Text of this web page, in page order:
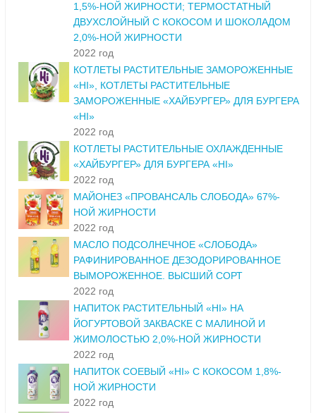
1,5%-НОЙ ЖИРНОСТИ; ТЕРМОСТАТНЫЙ
ДВУХСЛОЙНЫЙ С КОКОСОМ И ШОКОЛАДОМ
2,0%-НОЙ ЖИРНОСТИ
2022 год
КОТЛЕТЫ РАСТИТЕЛЬНЫЕ ЗАМОРОЖЕННЫЕ
«HI», КОТЛЕТЫ РАСТИТЕЛЬНЫЕ
ЗАМОРОЖЕННЫЕ «ХАЙБУРГЕР» ДЛЯ БУРГЕРА
«HI»
2022 год
КОТЛЕТЫ РАСТИТЕЛЬНЫЕ ОХЛАЖДЕННЫЕ
«ХАЙБУРГЕР» ДЛЯ БУРГЕРА «HI»
2022 год
МАЙОНЕЗ «ПРОВАНСАЛЬ СЛОБОДА» 67%-
НОЙ ЖИРНОСТИ
2022 год
МАСЛО ПОДСОЛНЕЧНОЕ «СЛОБОДА»
РАФИНИРОВАННОЕ ДЕЗОДОРИРОВАННОЕ
ВЫМОРОЖЕННОЕ. ВЫСШИЙ СОРТ
2022 год
НАПИТОК РАСТИТЕЛЬНЫЙ «HI» НА
ЙОГУРТОВОЙ ЗАКВАСКЕ С МАЛИНОЙ И
ЖИМОЛОСТЬЮ 2,0%-НОЙ ЖИРНОСТИ
2022 год
НАПИТОК СОЕВЫЙ «HI» С КОКОСОМ 1,8%-
НОЙ ЖИРНОСТИ
2022 год